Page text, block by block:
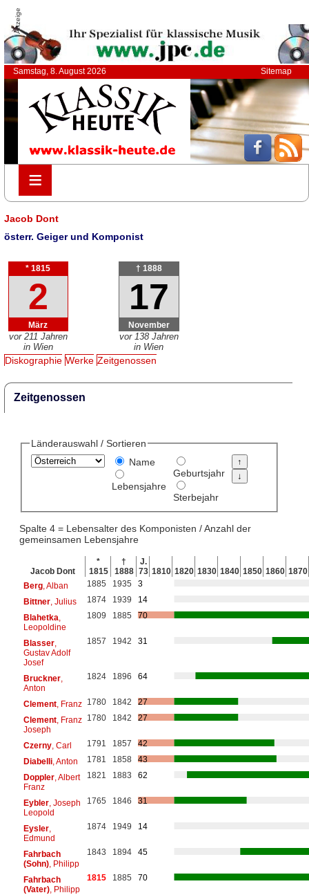
Anzeige
Samstag, 8. August 2026 Sitemap
≡
≡
Jacob Dont
österr. Geiger und Komponist
* 1815
2
März
vor 211 Jahren
in Wien
† 1888
17
November
vor 138 Jahren
in Wien
Diskographie Werke Zeitgenossen
Zeitgenossen
Länderauswahl / Sortieren
Name
Lebensjahre
Geburtsjahr
Sterbejahr
Spalte 4 = Lebensalter des Komponisten / Anzahl der
gemeinsamen Lebensjahre
Jacob Dont
*
1815
†
1888
J.
73 1810 1820 1830 1840 1850 1860 1870
Berg, Alban 1885 1935
3
Bittner, Julius 1874 1939
14
Blahetka
Leopoldine
1809 1885 70
Blasser,
Gustav Adolf
Josef
1857 1942 31
Bruckner,
Anton
1824 1896 64
Clement, Franz 1780 1842
27
Clement, Franz
Joseph
1780 1842 27
Czerny, Carl 1791 1857
42
Diabelli, Anton 1781 1858
43
Doppler, Albert
Franz
1821 1883 62
Eybler, Joseph
Leopold
1765 1846 31
Eysler,
Edmund
1874 1949 14
Fahrbach
(Sohn), Philipp
1843 1894 45
Fahrbach
(Vater), Philipp
1815 1885 70